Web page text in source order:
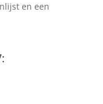
en een